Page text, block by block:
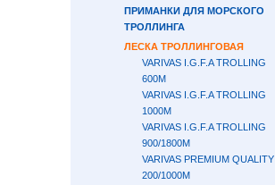
ПРИМАНКИ ДЛЯ МОРСКОГО
ТРОЛЛИНГА
ЛЕСКА ТРОЛЛИНГОВАЯ
VARIVAS I.G.F.A TROLLING
600М
VARIVAS I.G.F.A TROLLING
1000М
VARIVAS I.G.F.A TROLLING
900/1800М
VARIVAS PREMIUM QUALITY
200/1000М